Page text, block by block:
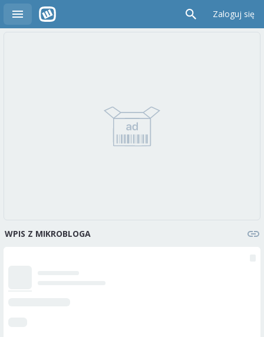
Zaloguj się
WPIS Z MIKROBLOGA